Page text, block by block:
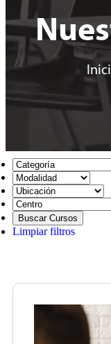
Limpiar filtros